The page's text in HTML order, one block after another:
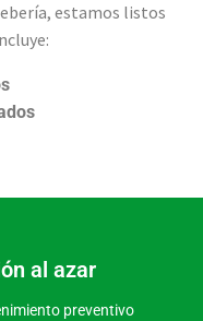
estamos listos
al azar
preventivo